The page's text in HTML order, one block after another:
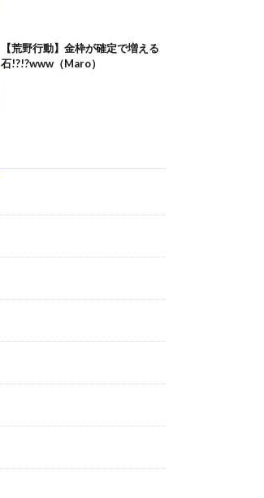
【荒野行動】金枠が確定で増える
石!?!?www（Maro）